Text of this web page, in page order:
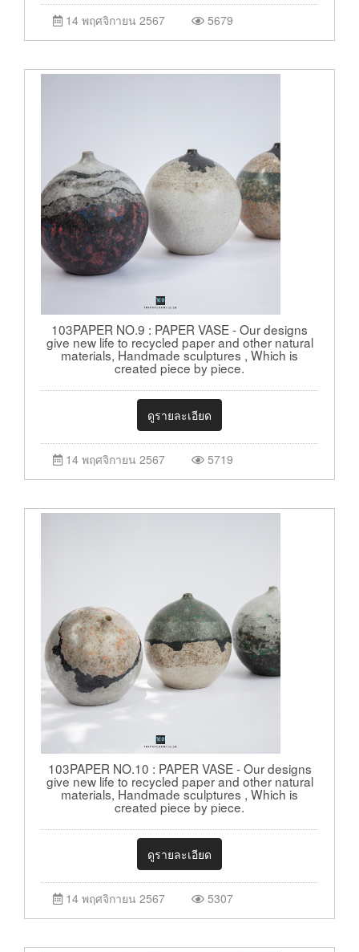
14 พฤศจิกายน 2567 5679
103PAPER NO.9 : PAPER VASE - Our designs
give new life to recycled paper and other natural
materials, Handmade sculptures , Which is
created piece by piece.
ดูรายละเอียด
14 พฤศจิกายน 2567 5719
103PAPER NO.10 : PAPER VASE - Our designs
give new life to recycled paper and other natural
materials, Handmade sculptures , Which is
created piece by piece.
ดูรายละเอียด
14 พฤศจิกายน 2567 5307